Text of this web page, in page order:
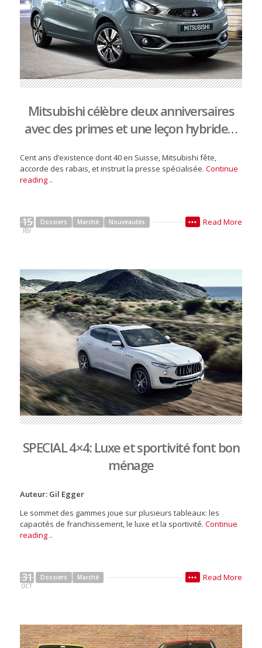
Mitsubishi célèbre deux anniversaires
avec des primes et une leçon hybride…
Cent ans d’existence dont 40 en Suisse, Mitsubishi fête,
accorde des rabais, et instruit la presse spécialisée. Continue
reading ..
15
FÉV
Dossiers Marché Nouveautés Read More
•••
SPECIAL 4×4: Luxe et sportivité font bon
ménage
Auteur: Gil Egger
Le sommet des gammes joue sur plusieurs tableaux: les
capacités de franchissement, le luxe et la sportivité. Continue
reading ..
31
OCT
Dossiers Marché Read More
•••